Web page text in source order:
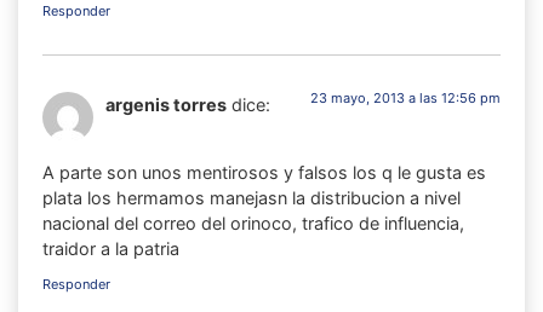
Responder
argenis torres dice: 23 mayo, 2013 a las 12:56 pm
A parte son unos mentirosos y falsos los q le gusta es
plata los hermamos manejasn la distribucion a nivel
nacional del correo del orinoco, trafico de influencia,
traidor a la patria
Responder